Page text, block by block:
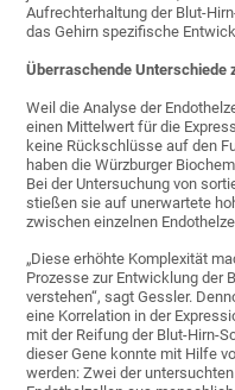
Aufrechterhaltung der Blut-
das Gehirn spezifische
Überraschende Unterschiede
Weil die Analyse der
einen Mittelwert für die
keine Rückschlüsse auf den
haben die Würzburger
Bei der Untersuchung von
stießen sie auf unerwartete
zwischen einzelnen
„Diese erhöhte Komplexität
Prozesse zur Entwicklung der
verstehen“, sagt Gessler.
eine Korrelation in der
mit der Reifung der Blut-Hirn-
dieser Gene konnte mit Hilfe
werden: Zwei der